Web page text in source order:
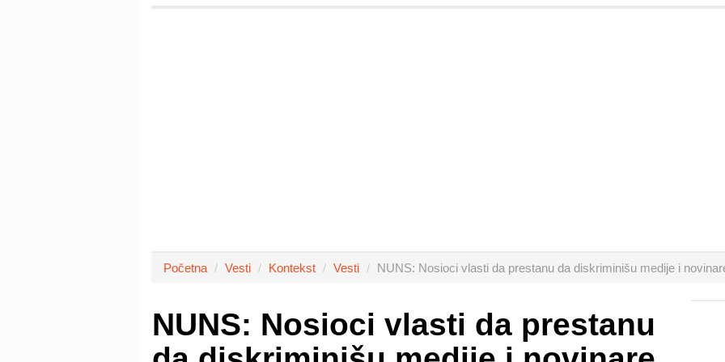
Početna Vesti Kontekst Vesti NUNS: Nosioci vlasti da prestanu da diskriminišu medije i
NUNS: Nosioci vlasti da prestanu